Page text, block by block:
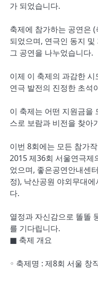
가 되었습니다.
축제에 참가하는 공연은
되었으며, 연극인 동지
그 공연을 나누었습니다.
이제 이 축제의 과감한
연극 발전의 진정한 초석
이 축제는 어떤 지원금을
스로 보람과 비전을 찾아
이번 8회에는 모든 참가
2015 제36회 서울연극제
었으며, 좋은공연안내센
정), 낙산공원 야외무대
다.
열정과 자신감으로 똘똘
를 기다립니다.
■ 축제 개요
◦ 축제명 : 제8회 서울 창